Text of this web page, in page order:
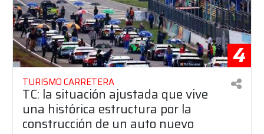
4
TURISMO CARRETERA
TC: la situación ajustada que vive
una histórica estructura por la
construcción de un auto nuevo